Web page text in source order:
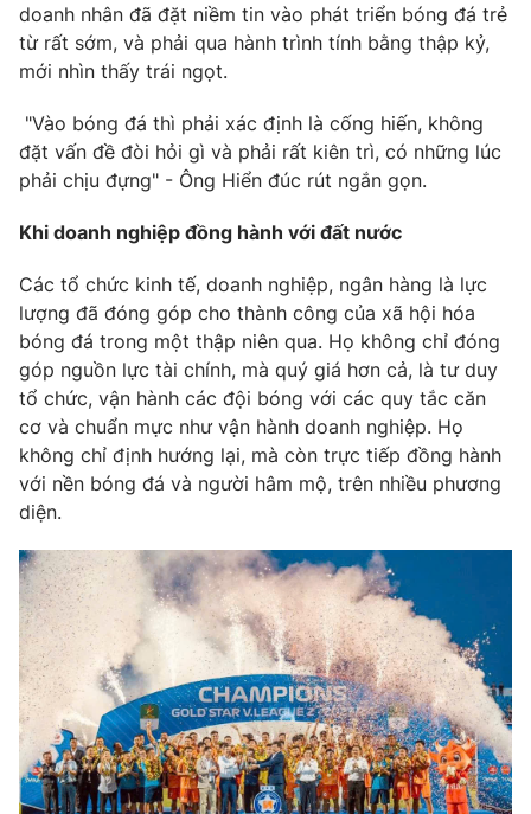
® Cấm sao chép dưới mọi hình thức nếu không có sự chấp
thuận bằng văn bản. Ghi rõ nguồn VTV.vn khi phát hành lại
thông tin từ website này.
doanh nhân đã đặt niềm tin vào phát triển bóng đá trẻ
từ rất sớm, và phải qua hành trình tính bằng thập kỷ,
mới nhìn thấy trái ngọt.
"Vào bóng đá thì phải xác định là cống hiến, không
đặt vấn đề đòi hỏi gì và phải rất kiên trì, có những lúc
phải chịu đựng" - Ông Hiển đúc rút ngắn gọn.
Khi doanh nghiệp đồng hành với đất nước
Các tổ chức kinh tế, doanh nghiệp, ngân hàng là lực
lượng đã đóng góp cho thành công của xã hội hóa
bóng đá trong một thập niên qua. Họ không chỉ đóng
góp nguồn lực tài chính, mà quý giá hơn cả, là tư duy
tổ chức, vận hành các đội bóng với các quy tắc căn
cơ và chuẩn mực như vận hành doanh nghiệp. Họ
không chỉ định hướng lại, mà còn trực tiếp đồng hành
với nền bóng đá và người hâm mộ, trên nhiều phương
diện.